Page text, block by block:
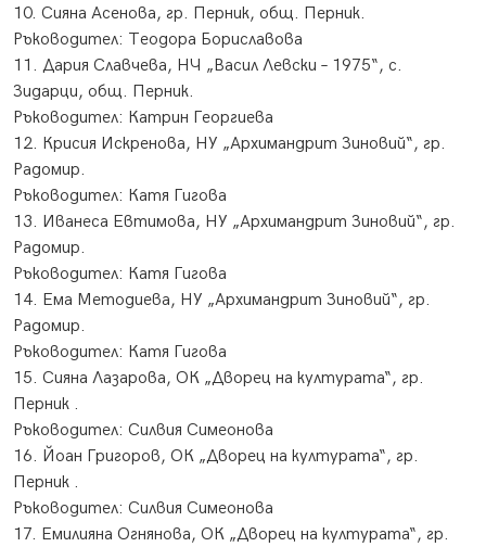
10. Сияна Асенова, гр. Перник, общ. Перник.
Ръководител: Теодора Бориславова
11. Дария Славчева, НЧ „Васил Левски – 1975“, с.
Зидарци, общ. Перник.
​Ръководител: Катрин Георгиева
12. Крисия Искренова, НУ „Архимандрит Зиновий“, гр.
Радомир.
​Ръководител: Катя Гигова
13. Иванеса Евтимова, НУ „Архимандрит Зиновий“, гр.
Радомир.
​Ръководител: Катя Гигова
14. Ема Методиева, НУ „Архимандрит Зиновий“, гр.
Радомир.
​Ръководител: Катя Гигова
15. Сияна Лазарова, ОК „Дворец на културата“, гр.
Перник .
​Ръководител: Силвия Симеонова
16. Йоан Григоров, ОК „Дворец на културата“, гр.
Перник .
​Ръководител: Силвия Симеонова
17. Емилияна Огнянова, ОК „Дворец на културата“, гр.